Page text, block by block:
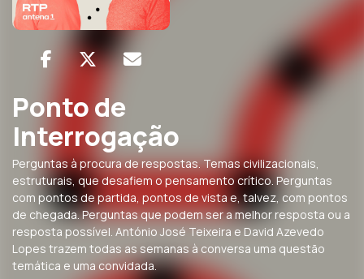
Ponto de
Interrogação
Perguntas à procura de respostas. Temas civilizacionais,
estruturais, que desafiem o pensamento crítico. Perguntas
com pontos de partida, pontos de vista e, talvez, com pontos
de chegada. Perguntas que podem ser a melhor resposta ou a
resposta possível. António José Teixeira e David Azevedo
Lopes trazem todas as semanas à conversa uma questão
temática e uma convidada.